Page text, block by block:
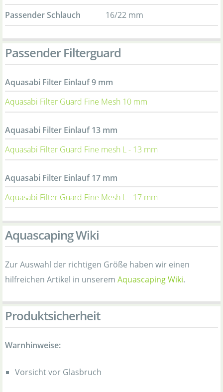
Passender Schlauch 16/22 mm
Passender Filterguard
Aquasabi Filter Einlauf 9 mm
Aquasabi Filter Guard Fine Mesh 10 mm
Aquasabi Filter Einlauf 13 mm
Aquasabi Filter Guard Fine mesh L - 13 mm
Aquasabi Filter Einlauf 17 mm
Aquasabi Filter Guard Fine Mesh L - 17 mm
Aquascaping Wiki
Zur Auswahl der richtigen Größe haben wir einen
hilfreichen Artikel in unserem Aquascaping Wiki.
Produktsicherheit
Warnhinweise:
Vorsicht vor Glasbruch